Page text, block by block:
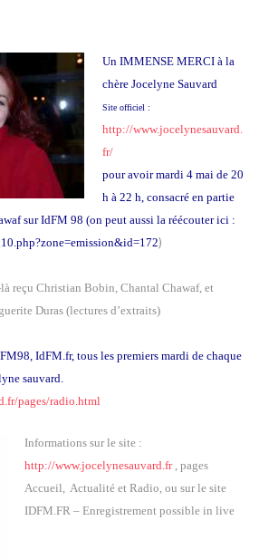
Un IMMENSE MERCI à la
chère Jocelyne Sauvard
Site officiel :
http://www.jocelynesauvard.
fr/
pour avoir mardi 4 mai de 20
h à 22 h, consacré en partie
sur IdFM 98 (on peut aussi la réécouter ici :
)
reçu Christian Bobin, Chantal Chawaf, et
Duras (lectures d’extraits)
IdFM.fr, tous les premiers mardi de chaque
sauvard.
pages/radio.html
Informations sur le site :
http://www.jocelynesauvard.fr , pages
Accueil, Actualité et Radio, ou sur le site
IDFM.FR – Enregistrement possible in live